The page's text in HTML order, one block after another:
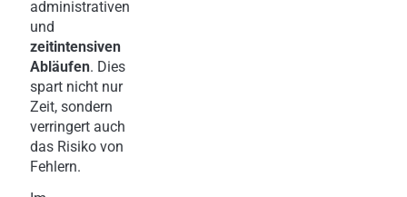
administrativen
und
zeitintensiven
Abläufen. Dies
spart nicht nur
Zeit, sondern
verringert auch
das Risiko von
Fehlern.